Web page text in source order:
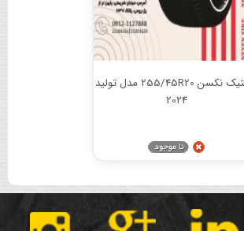
لاستیک نکسن 255/45R20 مدل تولید
2024